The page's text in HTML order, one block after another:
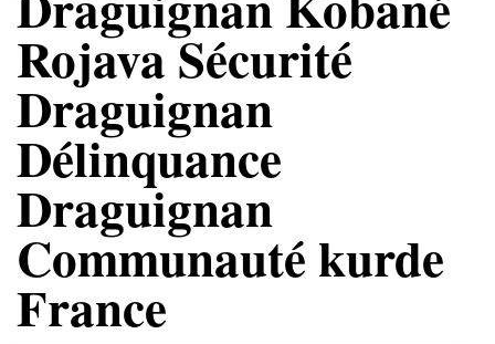
Rojava Sécurité
Draguignan
Délinquance
Draguignan
Communauté kurde
France